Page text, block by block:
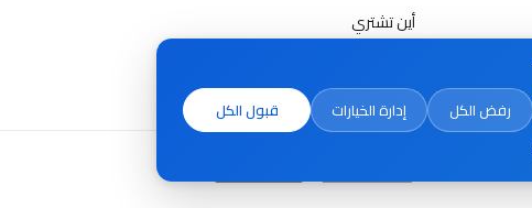
أين تشتري
رفض الكل إدارة الخيارات قبول الكل